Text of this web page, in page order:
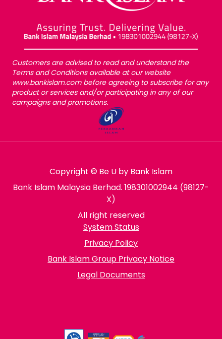
Customers are advised to read and understand the
Terms and Conditions available at our website
www.bankislam.com before agreeing to subscribe for any
product or services and/or participating in any of our
campaigns and promotions.
Copyright © Be U by Bank Islam
Bank Islam Malaysia Berhad. 198301002944 (98127-
X)
All right reserved
System Status
Privacy Policy
Bank Islam Group Privacy Notice
Legal Documents